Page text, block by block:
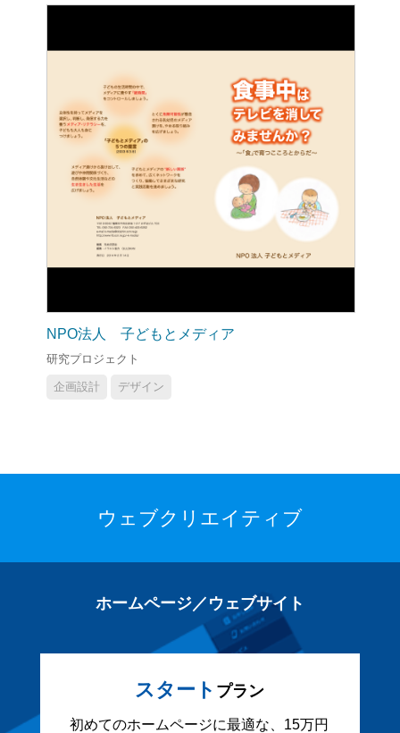
NPO法人 子どもとメディア
研究プロジェクト
企画設計 デザイン
ウェブクリエイティブ
ホームページ／ウェブサイト
スタート プラン
初めてのホームページに最適な、15万円